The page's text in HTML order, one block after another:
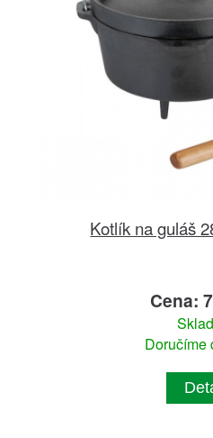
Kotlík na guláš
Cena:
Doručíme